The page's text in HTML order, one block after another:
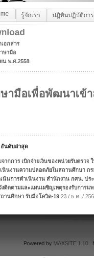
รู้จักเรา ปฏิทินปฏิบัติการ
อกสาร
ษามือ
น พ.ศ.2558
ามือเพื่อพัฒนาเข้
อันดับล่าสุด
ากการ เบิกจ่ายเงินของหน่วยรับตรว
นินงานความปลอดภัยในสถานศึกษา กร
น้นการดำเนินงาน สำนักงาน กศน. ปร
งติดตามและแผนเผชิญเหตุรองรับการ
านศึกษา รับมือโควิด-19 23 / ธ.ค. /
Powered by MAXSITE 1.10